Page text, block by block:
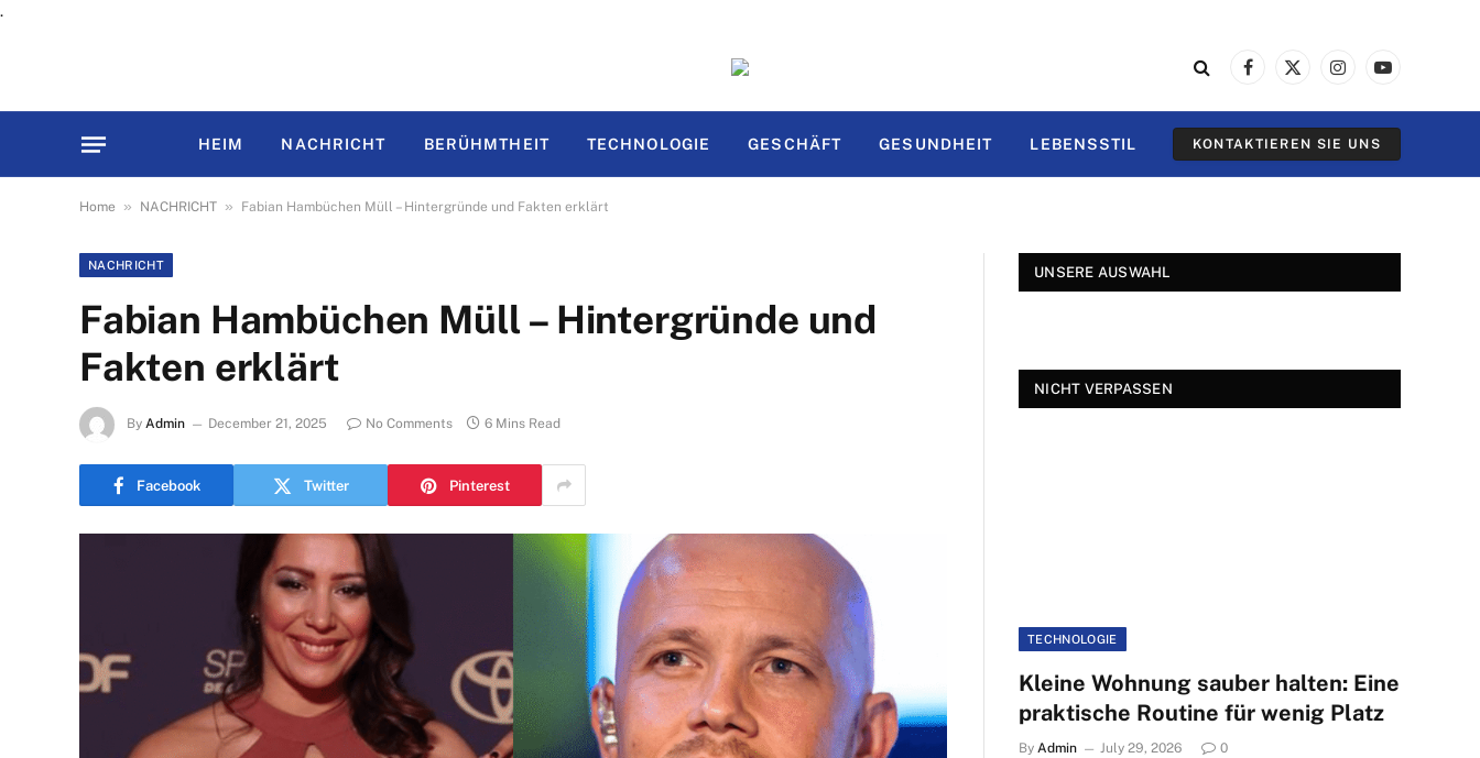
.
Facebook
X
InstagramYouTube
HEIM NACHRICHT BERÜHMTHEIT TECHNOLOGIE GESCHÄFT GESUNDHEIT LEBENSSTIL KONTAKTIEREN SIE UNS
Home » NACHRICHT » Fabian Hambüchen Müll – Hintergründe und Fakten erklärt
NACHRICHT
Fabian Hambüchen Müll – Hintergründe und
Fakten erklärt
By Admin December 21, 2025 No Comments 6 Mins Read
Facebook Twitter Pinterest
UNSERE AUSWAHL
NICHT VERPASSEN
TECHNOLOGIE
Kleine Wohnung sauber halten: Eine
praktische Routine für wenig Platz
By Admin July 29, 2026 0